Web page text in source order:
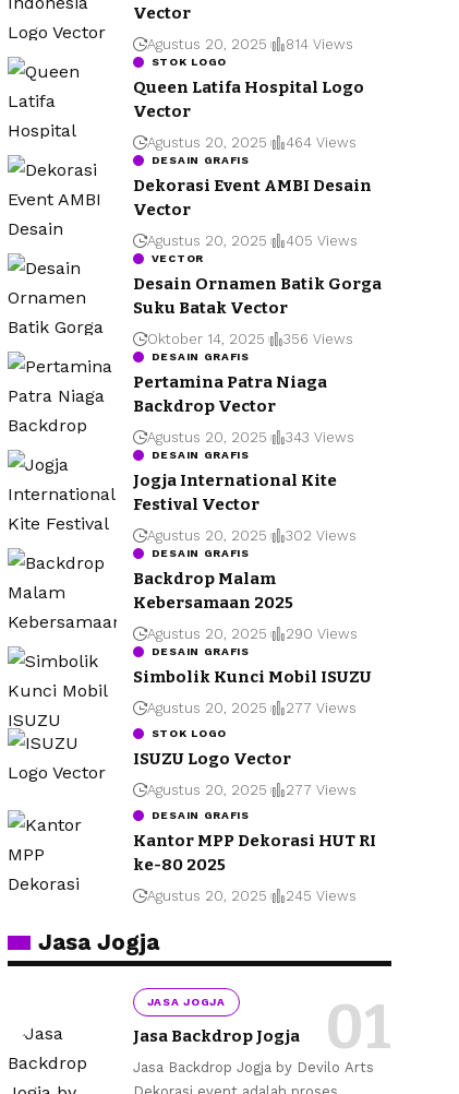
Vector
Agustus 20, 2025 814 Views
STOK LOGO
Queen Latifa Hospital Logo
Vector
Agustus 20, 2025 464 Views
DESAIN GRAFIS
Dekorasi Event AMBI Desain
Vector
Agustus 20, 2025 405 Views
VECTOR
Desain Ornamen Batik Gorga
Suku Batak Vector
Oktober 14, 2025 356 Views
DESAIN GRAFIS
Pertamina Patra Niaga
Backdrop Vector
Agustus 20, 2025 343 Views
DESAIN GRAFIS
Jogja International Kite
Festival Vector
Agustus 20, 2025 302 Views
DESAIN GRAFIS
Backdrop Malam
Kebersamaan 2025
Agustus 20, 2025 290 Views
DESAIN GRAFIS
Simbolik Kunci Mobil ISUZU
Agustus 20, 2025 277 Views
STOK LOGO
ISUZU Logo Vector
Agustus 20, 2025 277 Views
DESAIN GRAFIS
Kantor MPP Dekorasi HUT RI
ke-80 2025
Agustus 20, 2025 245 Views
Jasa Jogja
JASA JOGJA
Jasa Backdrop Jogja
Jasa Backdrop Jogja by Devilo Arts